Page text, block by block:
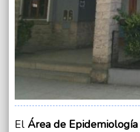
El Área de